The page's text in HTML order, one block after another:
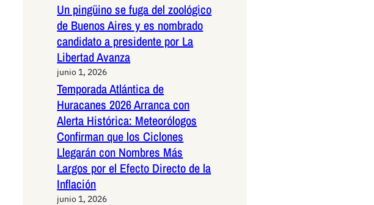
Un pingüino se fuga del zoológico
de Buenos Aires y es nombrado
candidato a presidente por La
Libertad Avanza
junio 1, 2026
Temporada Atlántica de
Huracanes 2026 Arranca con
Alerta Histórica: Meteorólogos
Confirman que los Ciclones
Llegarán con Nombres Más
Largos por el Efecto Directo de la
Inflación
junio 1, 2026